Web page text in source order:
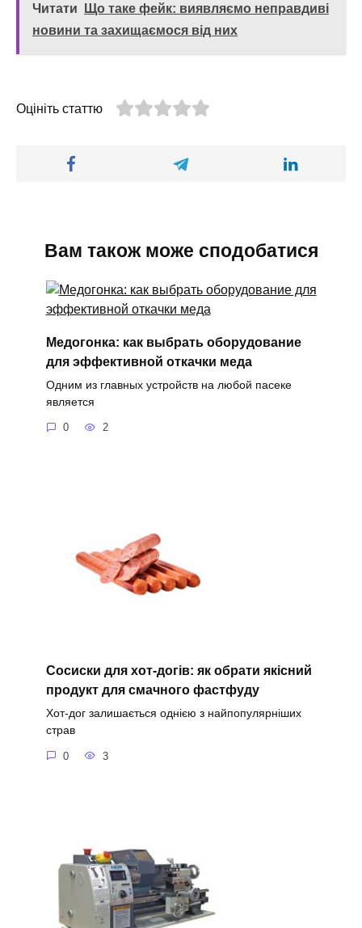
Читати
Що таке фейк: виявляємо неправдиві
новини та захищаємося від них
Оцініть статтю
Вам також може сподобатися
Медогонка: как выбрать оборудование
для эффективной откачки меда
Одним из главных устройств на любой пасеке
является
0 2
Сосиски для хот-догів: як обрати якісний
продукт для смачного фастфуду
Хот-дог залишається однією з найпопулярніших
страв
0 3